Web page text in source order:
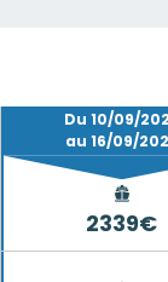
Du 10/09/
au 16/09/
2339€